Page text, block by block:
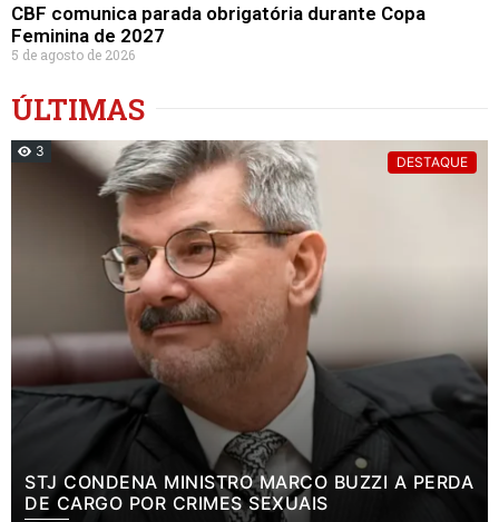
CBF comunica parada obrigatória durante Copa
Feminina de 2027
5 de agosto de 2026
ÚLTIMAS
3
DESTAQUE
STJ CONDENA MINISTRO MARCO BUZZI A PERDA
DE CARGO POR CRIMES SEXUAIS